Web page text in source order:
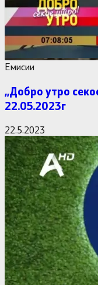
Емисии
,,Добро утро
22.05.2023г
22.5.2023